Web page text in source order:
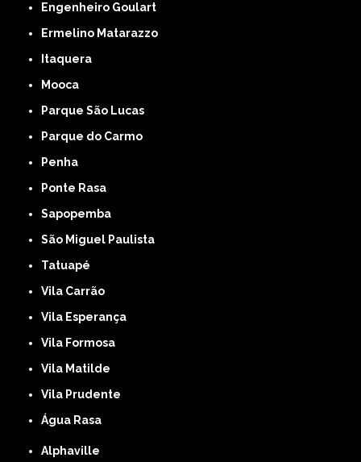
Engenheiro Goulart
Ermelino Matarazzo
Itaquera
Mooca
Parque São Lucas
Parque do Carmo
Penha
Ponte Rasa
Sapopemba
São Miguel Paulista
Tatuapé
Vila Carrão
Vila Esperança
Vila Formosa
Vila Matilde
Vila Prudente
Água Rasa
Alphaville